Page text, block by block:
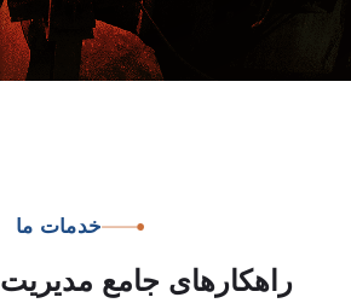
خدمات ما
راهکارهای جامع مدیریت